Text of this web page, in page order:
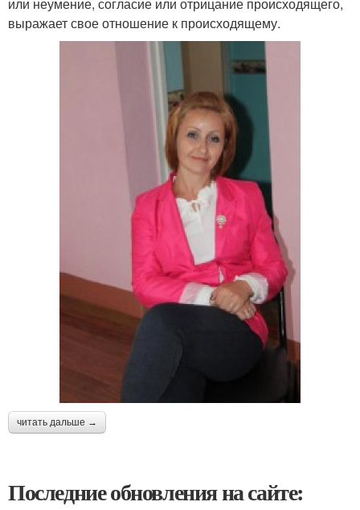
или неумение, согласие или отрицание происходящего,
выражает свое отношение к происходящему.
читать дальше →
Последние обновления на сайте: